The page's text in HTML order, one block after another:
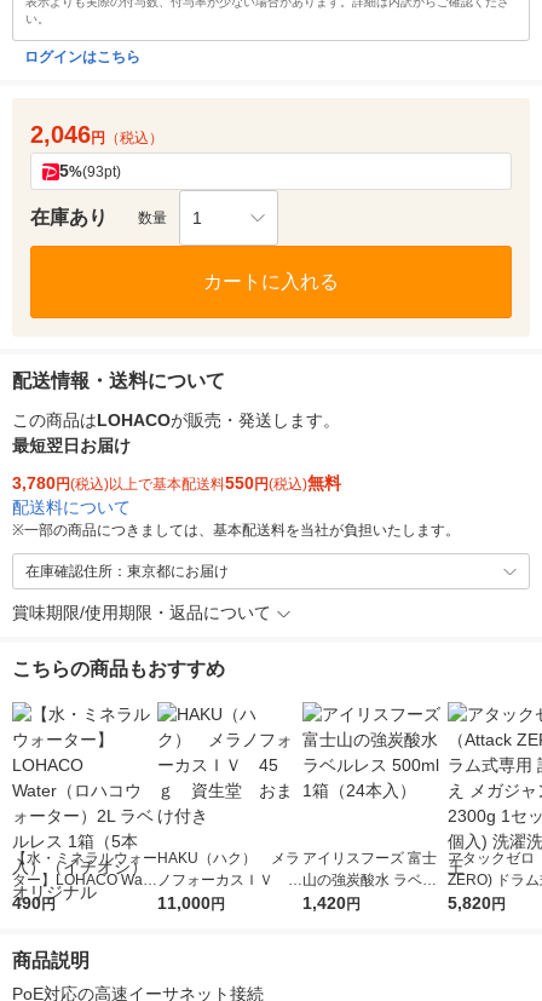
い。
ログインはこちら
2,046円 （税込）
5%(93pt)
在庫あり 数量 1
カートに入れる
配送情報・送料について
この商品はLOHACOが販売・発送します。
最短翌日お届け
3,780円(税込)以上で基本配送料550円(税込)無料
配送料について
※一部の商品につきましては、基本配送料を当社が負担いたします。
在庫確認住所：東京都にお届け
賞味期限/使用期限・返品について
こちらの商品もおすすめ
【水・ミネラルウォー
ター】LOHACO Wate
r（ロハコウォータ
シ） オリジナル
490円
HAKU（ハク） メラ
ノフォーカスＩＶ 4
5ｇ 資生堂 おまけ
11,000円
アイリスフーズ 富士
山の強炭酸水 ラベル
レス 500ml 1箱（24
1,420円
アタックゼロ
ZERO) ドラ
詰め替え メガ
5,820円
商品説明
PoE対応の高速イーサネット接続